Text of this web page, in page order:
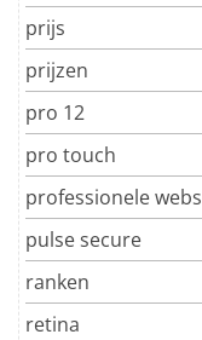
prijs
prijzen
pro 12
pro touch
professionele
pulse secure
ranken
retina